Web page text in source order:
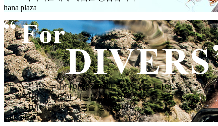
hana plaza
국내 스쿠버다이빙 산업의 활성화를 위하여
장비의 과도한 거품을 없애고 착한 가격으로
다이버들에게 제품을 공급합니다.
hana plaza